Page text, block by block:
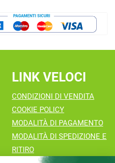
LINK VELOCI
CONDIZIONI DI VENDITA
COOKIE POLICY
MODALITÀ DI PAGAMENTO
MODALITÀ DI SPEDIZIONE E
RITIRO